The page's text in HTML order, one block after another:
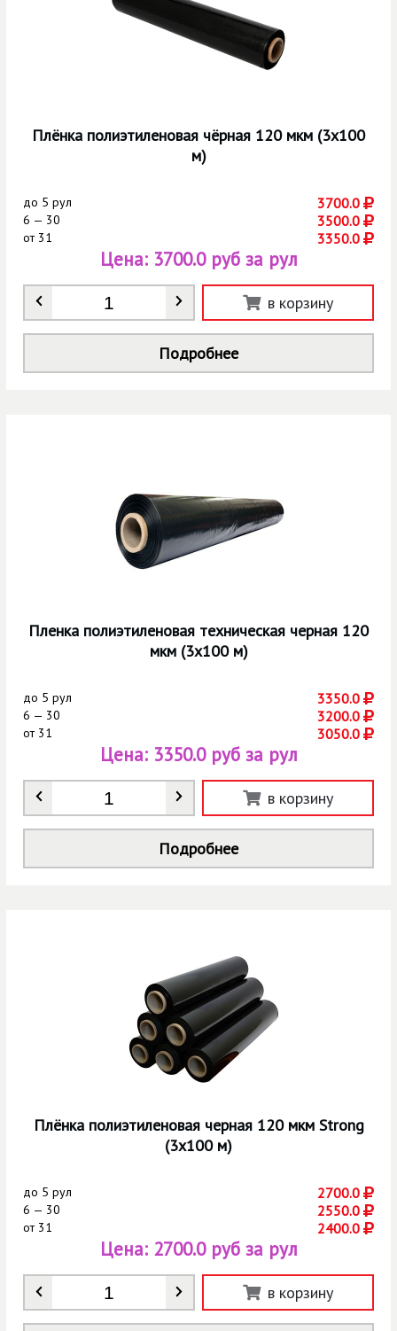
Плёнка полиэтиленовая чёрная 120 мкм (3х100
м)
до 5 рул 3700.0
6 — 30 3500.0
от31 3350.0
Количество
Цена: 3700.0 руб за рул
в корзину
Подробнее
Пленка полиэтиленовая техническая черная 120
мкм (3х100 м)
до 5 рул 3350.0
6 — 30 3200.0
от31 3050.0
Количество
Цена: 3350.0 руб за рул
в корзину
Подробнее
Плёнка полиэтиленовая черная 120 мкм Strong
(3х100 м)
до 5 рул 2700.0
6 — 30 2550.0
от31 2400.0
Количество
Цена: 2700.0 руб за рул
в корзину